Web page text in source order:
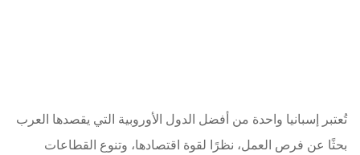
تُعتبر إسبانيا واحدة من أفضل الدول الأوروبية التي يقصدها العرب
بحثًا عن فرص العمل، نظرًا لقوة اقتصادها، وتنوع القطاعات